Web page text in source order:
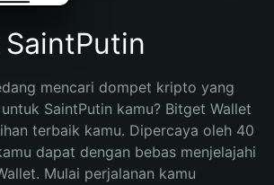
mencari dompet kripto yang
SaintPutin kamu? Bitget Wallet
terbaik kamu. Dipercaya oleh 40
dapat dengan bebas menjelajahi
Mulai perjalanan kamu